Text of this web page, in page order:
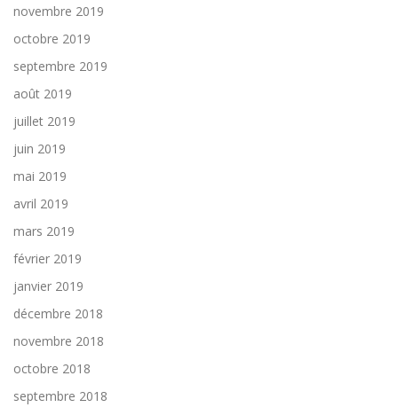
novembre 2019
octobre 2019
septembre 2019
août 2019
juillet 2019
juin 2019
mai 2019
avril 2019
mars 2019
février 2019
janvier 2019
décembre 2018
novembre 2018
octobre 2018
septembre 2018